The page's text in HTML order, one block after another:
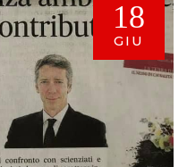
18
GIU